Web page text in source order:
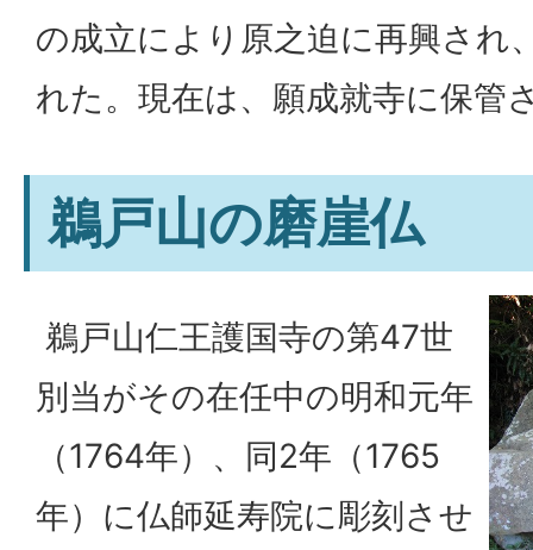
の成立により原之迫に再興され
れた。現在は、願成就寺に保管
鵜戸山の磨崖仏
鵜戸山仁王護国寺の第47世
別当がその在任中の明和元年
（1764年）、同2年（1765
年）に仏師延寿院に彫刻させ